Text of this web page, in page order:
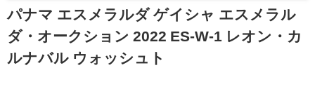
パナマ エスメラルダ ゲイシャ エスメラル
ダ・オークション 2022 ES-W-1 レオン・カ
ルナバル ウォッシュト